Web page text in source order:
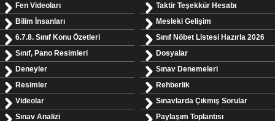
Fen Videoları
Bilim İnsanları
6.7.8. Sınıf Konu Özetleri
Sınıf, Pano Resimleri
Deneyler
Resimler
Videolar
Sınav Analizi
Taktir Teşekkür Hesabı
Mesleki Gelişim
Sınıf Nöbet Listesi Hazırla 2026
Dosyalar
Sınav Denemeleri
Rehberlik
Sınavlarda Çıkmış Sorular
Paylaşım Toplantısı